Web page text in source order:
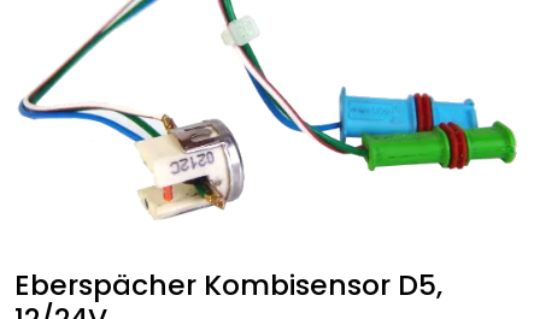
Eberspächer Kombisensor D5,
VVS
Fortøyning